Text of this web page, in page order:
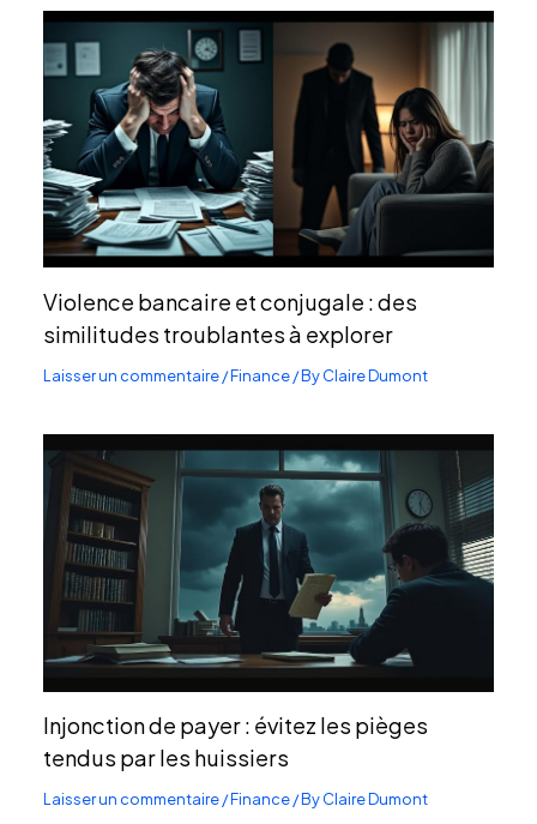
Violence bancaire et conjugale : des
similitudes troublantes à explorer
Laisser un commentaire/Finance/ ByClaire Dumont
Injonction de payer : évitez les pièges
tendus par les huissiers
Laisser un commentaire/Finance/ ByClaire Dumont